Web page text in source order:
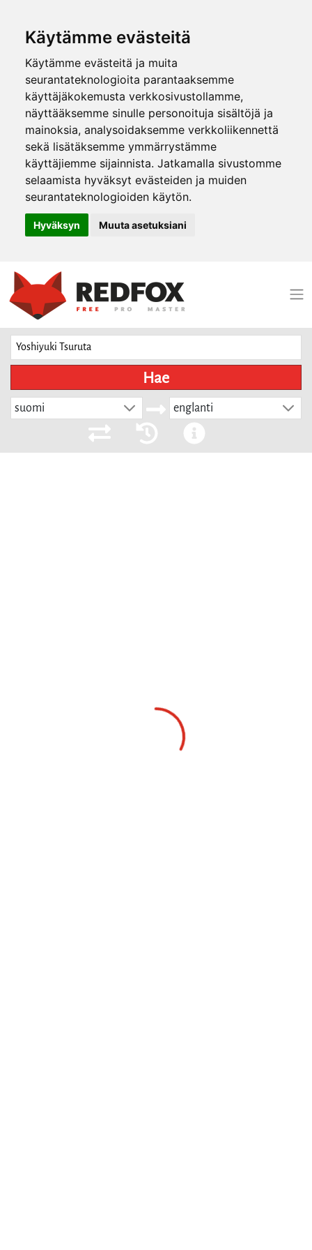
Käytämme evästeitä
Käytämme evästeitä ja muita
seurantateknologioita parantaaksemme
käyttäjäkokemusta verkkosivustollamme,
näyttääksemme sinulle personoituja sisältöjä ja
mainoksia, analysoidaksemme verkkoliikennettä
sekä lisätäksemme ymmärrystämme
käyttäjiemme sijainnista. Jatkamalla sivustomme
selaamista hyväksyt evästeiden ja muiden
seurantateknologioiden käytön.
Hyväksyn Muuta asetuksiani
Hae
suomi englanti